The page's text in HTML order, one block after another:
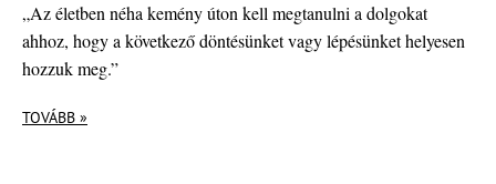
„Az életben néha kemény úton kell megtanulni a dolgokat
ahhoz, hogy a következő döntésünket vagy lépésünket helyesen
hozzuk meg.”
TOVÁBB »